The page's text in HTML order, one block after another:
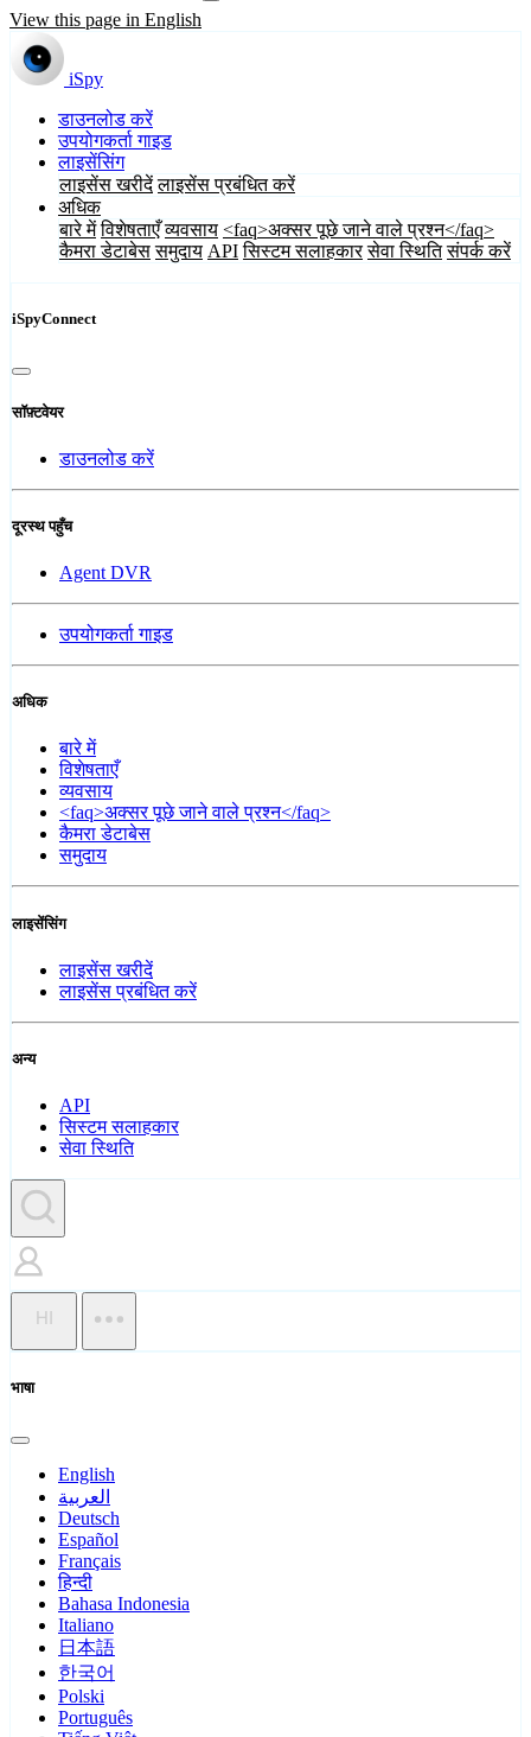
View this page in English
iSpy
डाउनलोड करें
उपयोगकर्ता गाइड
लाइसेंसिंग
लाइसेंस खरीदें लाइसेंस प्रबंधित करें
अधिक
बारे में विशेषताएँ व्यवसाय <faq>अक्सर पूछे जाने वाले प्रश्न</faq>
कैमरा डेटाबेस समुदाय API सिस्टम सलाहकार सेवा स्थिति संपर्क करें
iSpyConnect
सॉफ़्टवेयर
डाउनलोड करें
दूरस्थ पहुँच
Agent DVR
उपयोगकर्ता गाइड
अधिक
बारे में
विशेषताएँ
व्यवसाय
<faq>अक्सर पूछे जाने वाले प्रश्न</faq>
कैमरा डेटाबेस
समुदाय
लाइसेंसिंग
लाइसेंस खरीदें
लाइसेंस प्रबंधित करें
अन्य
API
सिस्टम सलाहकार
सेवा स्थिति
HI
भाषा
English
العربية
Deutsch
Español
Français
हिन्दी
Bahasa Indonesia
Italiano
日本語
한국어
Polski
Português